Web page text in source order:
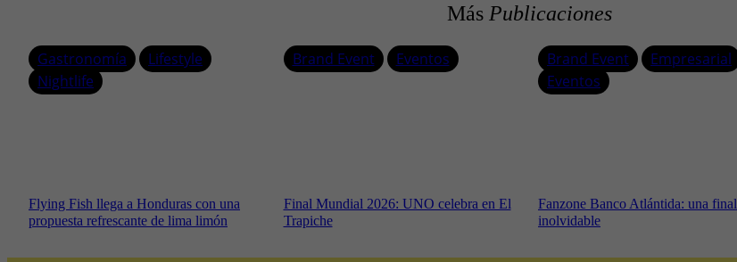
MásPublicaciones
Gastronomía
Lifestyle
Nightlife
Flying Fish llega a Honduras con una
propuesta refrescante de lima limón
Brand Event Eventos
Final Mundial 2026: UNO celebra en El
Trapiche
Brand Event
Empresarial
Eventos
Fanzone Banco Atlántida: una final
inolvidable